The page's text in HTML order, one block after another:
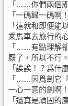
「……你們兩個
「一碼歸一碼啊！
「這就和即便能
乘馬車去旅行的
「……有點理解
厭了，所以不行。
「誒誒！？爲什
「……因爲劍它
一心一意的劍啊
「還真是頑固的